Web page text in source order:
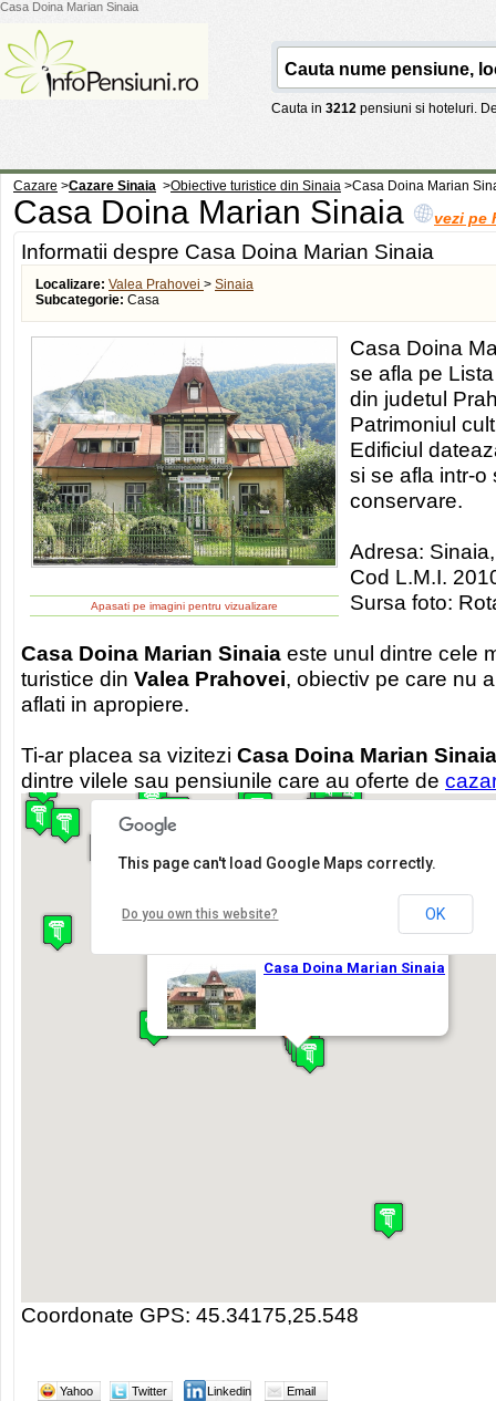
Casa Doina Marian Sinaia
Cauta in 3212 pensiuni si hoteluri.
Cazare >Cazare Sinaia >Obiective turistice din Sinaia >Casa Doina Marian
Casa Doina Marian Sinaia vezi pe
Informatii despre Casa Doina Marian Sinaia
Localizare: Valea Prahovei > Sinaia
Subcategorie: Casa
Apasati pe imagini pentru vizualizare
Casa Doina
se afla pe
din judetul
Patrimoniul
Edificiul
si se afla intr-o
conservare.
Adresa:
Cod L.M.I.
Sursa foto:
Casa Doina Marian Sinaia este unul dintre cele
turistice din Valea Prahovei, obiectiv pe care nu
aflati in apropiere.
Ti-ar placea sa vizitezi Casa Doina Marian Sinaia
dintre vilele sau pensiunile care au oferte de
Coordonate GPS: 45.34175,25.548
Yahoo Twitter Linkedin Email